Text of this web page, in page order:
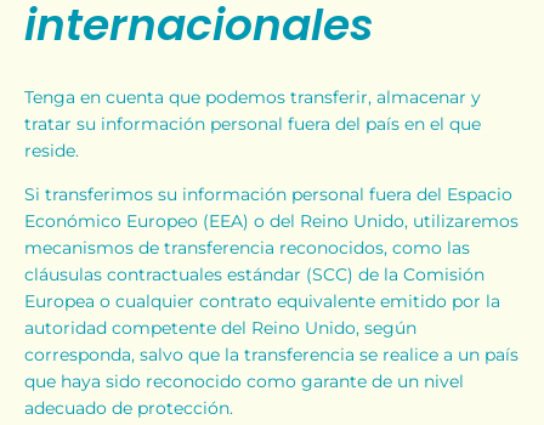
internacionales
Tenga en cuenta que podemos transferir, almacenar y
tratar su información personal fuera del país en el que
reside.
Si transferimos su información personal fuera del Espacio
Económico Europeo (EEA) o del Reino Unido, utilizaremos
mecanismos de transferencia reconocidos, como las
cláusulas contractuales estándar (SCC) de la Comisión
Europea o cualquier contrato equivalente emitido por la
autoridad competente del Reino Unido, según
corresponda, salvo que la transferencia se realice a un país
que haya sido reconocido como garante de un nivel
adecuado de protección.